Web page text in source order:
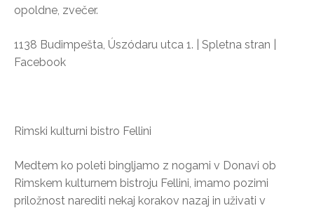
opoldne, zvečer.
1138 Budimpešta, Úszódaru utca 1. | Spletna stran |
Facebook
Rimski kulturni bistro Fellini
Medtem ko poleti bingljamo z nogami v Donavi ob
Rimskem kulturnem bistroju Fellini, imamo pozimi
priložnost narediti nekaj korakov nazaj in uživati ​​v